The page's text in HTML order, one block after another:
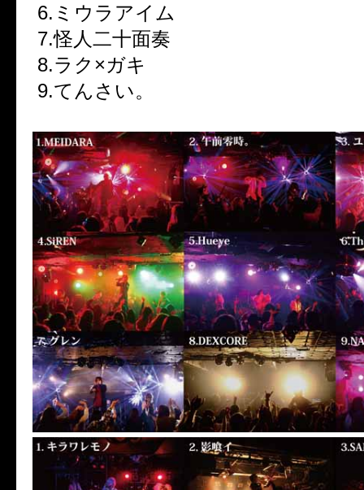
6.ミウラアイム
7.怪人二十面奏
8.ラク×ガキ
9.てんさい。